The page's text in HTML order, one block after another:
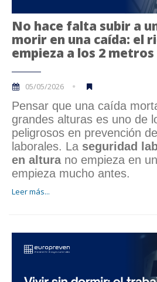
No hace falta subir a
morir en una caída: el
empieza a los 2 metros
05/05/2026
Pensar que una caída
grandes alturas es uno de
peligrosos en prevención
laborales. La seguridad
en alturano empieza en
empieza mucho antes.
Leer más...